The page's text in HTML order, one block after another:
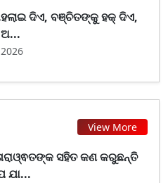
ଦିଏ, ବଞ୍ଚିତଙ୍କୁ ହକ୍ ଦିଏ,
View More
ସହିତ କଣ କରୁଛନ୍ତି
ଯା...